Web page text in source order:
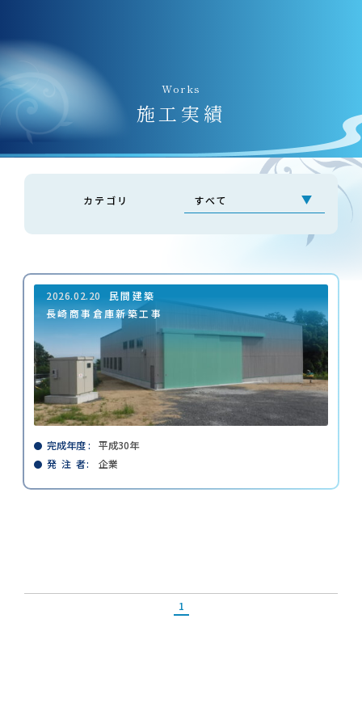
Works
施⼯実績
カテゴリ
2026.02.20
民間建築
長崎商事倉庫新築工事
完成年度
平成30年
発 注 者
企業
1